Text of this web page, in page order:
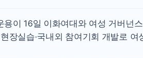
용이 16일 이화여대와 여성 거버넌
장실습·국내외 참여기회 개발로